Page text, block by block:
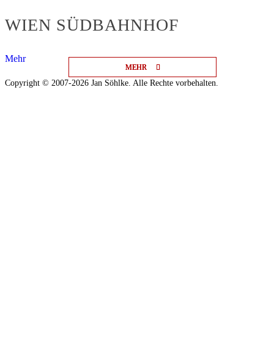
MEHR
MEHR
MEHR
WIEN SÜDBAHNHOF
Mehr
Copyright © 2007-2026 Jan Söhlke. Alle Rechte vorbehalten.